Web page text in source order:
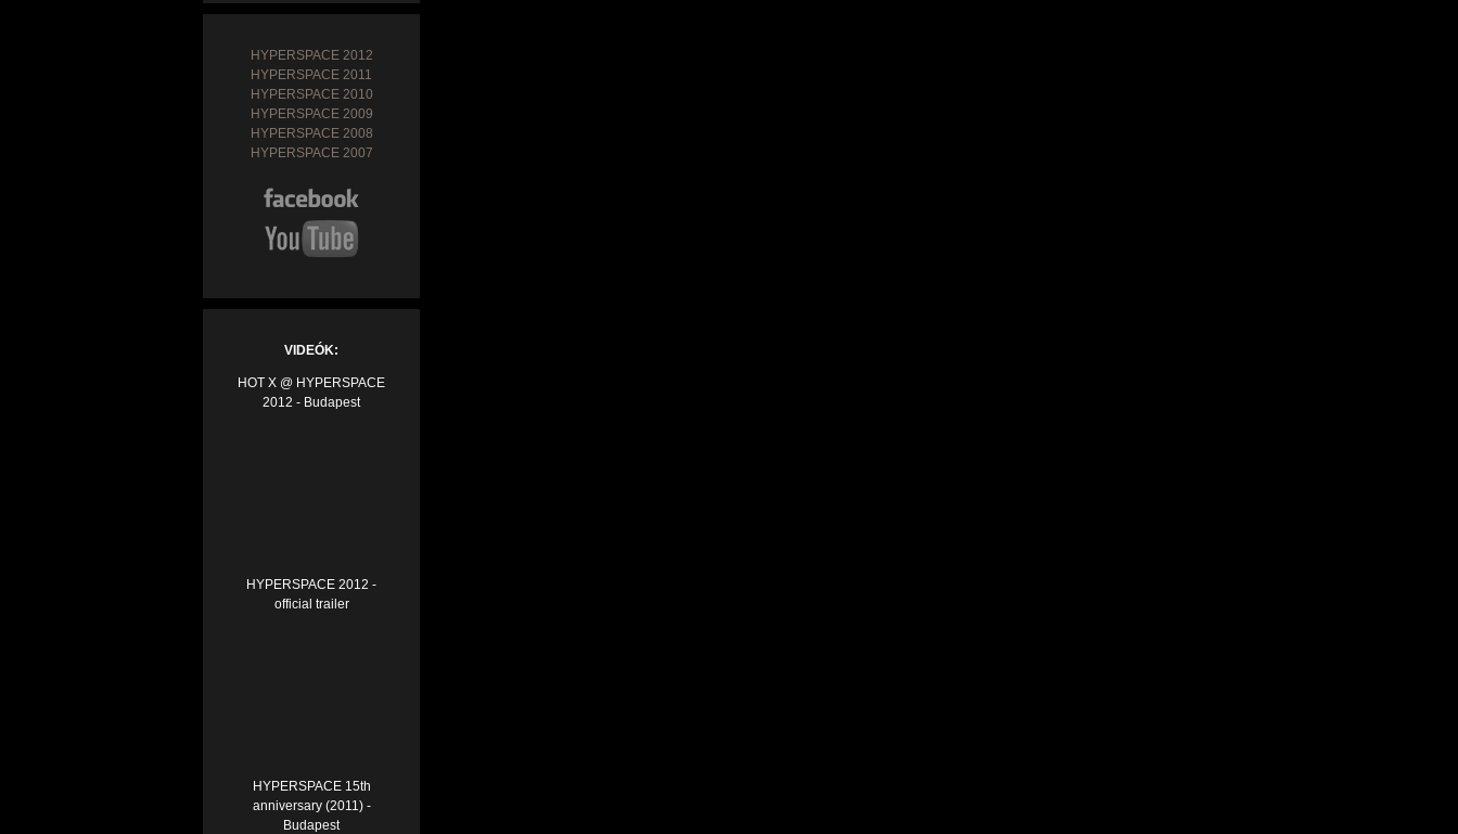
HYPERSPACE 2012
HYPERSPACE 2011
HYPERSPACE 2010
HYPERSPACE 2009
HYPERSPACE 2008
HYPERSPACE 2007
VIDEÓK:
HOT X @ HYPERSPACE
2012 - Budapest
HYPERSPACE 2012 -
official trailer
HYPERSPACE 15th
anniversary (2011) -
Budapest